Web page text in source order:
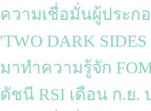
ความเชื่อมั่นผู้ประก
'TWO DARK
มาทำความรู้จัก
ดัชนี RSI เดือน ก.ย.